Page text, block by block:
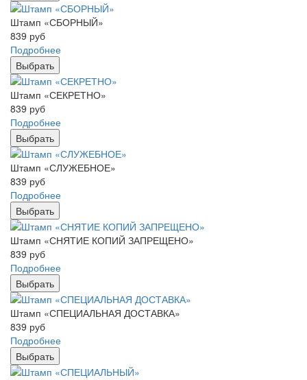
Штамп «СБОРНЫЙ»
839 руб
Подробнее
Выбрать
Штамп «СЕКРЕТНО»
839 руб
Подробнее
Выбрать
Штамп «СЛУЖЕБНОЕ»
839 руб
Подробнее
Выбрать
Штамп «СНЯТИЕ КОПИЙ ЗАПРЕЩЕНО»
839 руб
Подробнее
Выбрать
Штамп «СПЕЦИАЛЬНАЯ ДОСТАВКА»
839 руб
Подробнее
Выбрать